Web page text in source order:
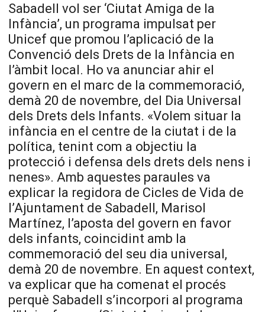
Sabadell vol ser ‘Ciutat Amiga de la
Infància’, un programa impulsat per
Unicef que promou l’aplicació de la
Convenció dels Drets de la Infància en
l’àmbit local. Ho va anunciar ahir el
govern en el marc de la commemoració,
demà 20 de novembre, del Dia Universal
dels Drets dels Infants. «Volem situar la
infància en el centre de la ciutat i de la
política, tenint com a objectiu la
protecció i defensa dels drets dels nens i
nenes». Amb aquestes paraules va
explicar la regidora de Cicles de Vida de
l’Ajuntament de Sabadell, Marisol
Martínez, l’aposta del govern en favor
dels infants, coincidint amb la
commemoració del seu dia universal,
demà 20 de novembre. En aquest context,
va explicar que ha comenat el procés
perquè Sabadell s’incorpori al programa